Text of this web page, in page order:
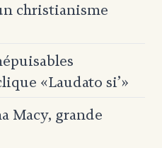
christianisme
«Laudato si’»
Macy, grande